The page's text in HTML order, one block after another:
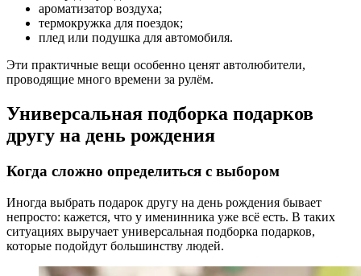
ароматизатор воздуха;
термокружка для поездок;
плед или подушка для автомобиля.
Эти практичные вещи особенно ценят автолюбители,
проводящие много времени за рулём.
Универсальная подборка подарков
другу на день рождения
Когда сложно определиться с выбором
Иногда выбрать подарок другу на день рождения бывает
непросто: кажется, что у именинника уже всё есть. В таких
ситуациях выручает универсальная подборка подарков,
которые подойдут большинству людей.